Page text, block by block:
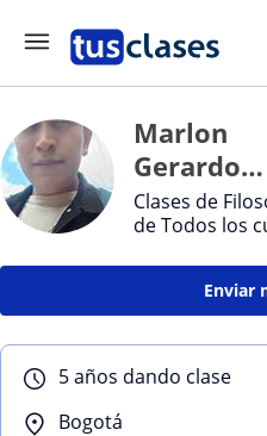
Marlon
Gerardo
Pineda
Rodriguez
Clases de
de Todos los
Enviar
5 años dando clase
Bogotá